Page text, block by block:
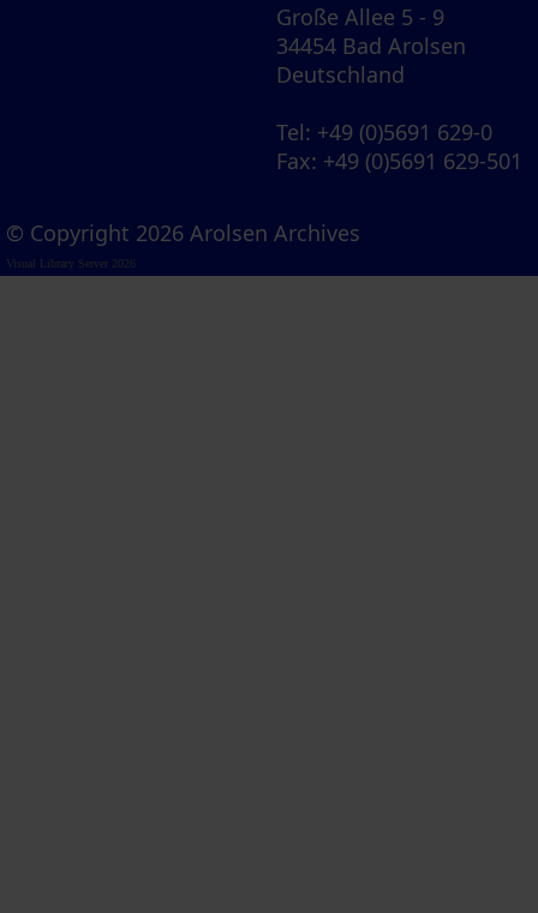
Große Allee 5 - 9
34454 Bad Arolsen
Deutschland
Tel: +49 (0)5691 629-0
Fax: +49 (0)5691 629-501
© Copyright 2026 Arolsen Archives
Visual Library Server 2026